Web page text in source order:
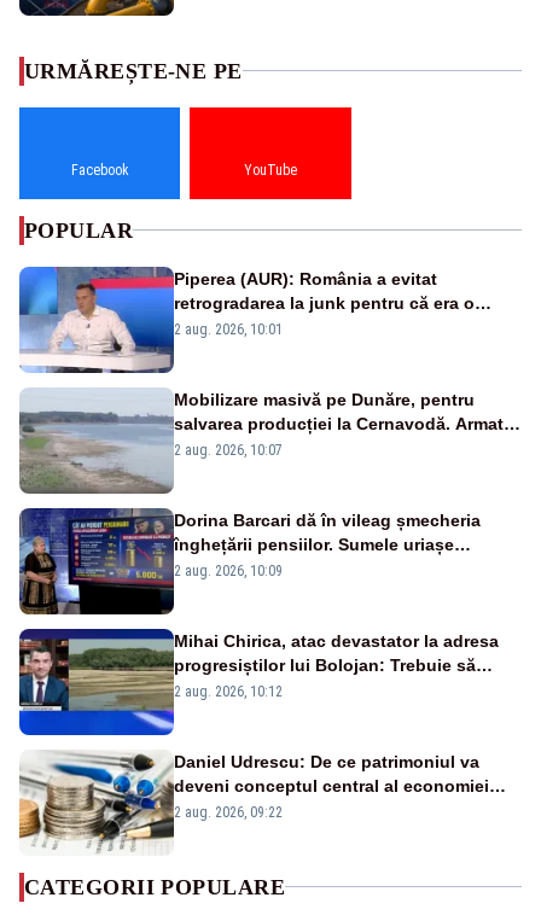
URMĂREȘTE-NE PE
Facebook YouTube
POPULAR
Piperea (AUR): România a evitat
retrogradarea la junk pentru că era o
catastrofă pentru bănci și fondurile de
2 aug. 2026, 10:01
Mobilizare masivă pe Dunăre, pentru
salvarea producției la Cernavodă. Armata
va detona o stâncă și va devia apa
2 aug. 2026, 10:07
Dorina Barcari dă în vileag șmecheria
înghețării pensiilor. Sumele uriașe
pierdute de fiecare român
2 aug. 2026, 10:09
Mihai Chirica, atac devastator la adresa
progresiștilor lui Bolojan: Trebuie să
protejăm și natura, dar nu șținem omaneii
2 aug. 2026, 10:12
Daniel Udrescu: De ce patrimoniul va
deveni conceptul central al economiei
viitoare?
2 aug. 2026, 09:22
CATEGORII POPULARE